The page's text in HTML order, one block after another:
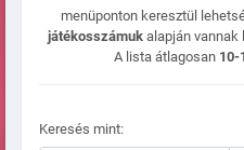
menüponton keresztül
játékosszámuk alapján vannak
A lista átlagosan 10-
Keresés mint: